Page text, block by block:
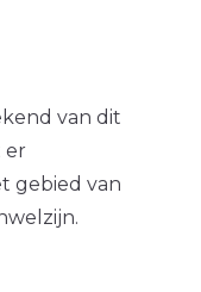
van dit
er
gebied van